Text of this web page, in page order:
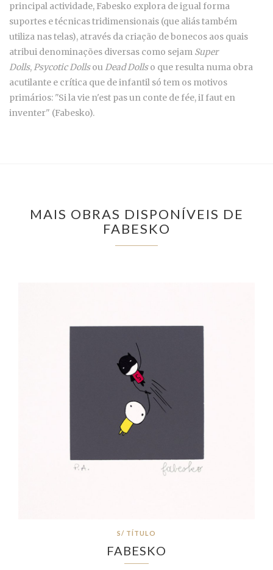
principal actividade, Fabesko explora de igual forma
suportes e técnicas tridimensionais (que aliás também
utiliza nas telas), através da criação de bonecos aos quais
atribui denominações diversas como sejam Super
Dolls,Psycotic DollsouDead Dollso que resulta numa obra
acutilante e crítica que de infantil só tem os motivos
primários: "Si la vie n'est pas un conte de fée, iI faut en
inventer" (Fabesko).
MAIS OBRAS DISPONÍVEIS DE
FABESKO
S/ TÍTULO
FABESKO